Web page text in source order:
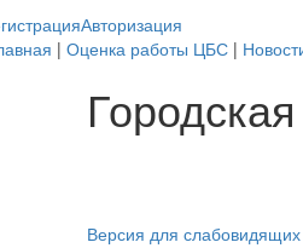
Авторизация
| Оценка работы ЦБС |
Версия для слабовидящих